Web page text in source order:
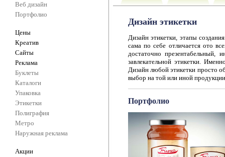
Веб дизайн
Портфолио
Цены
Креатив
Сайты
Реклама
Буклеты
Каталоги
Упаковка
Этикетки
Полиграфия
Метро
Наружная реклама
Акции
Дизайн этикетки
Дизайн этикетки, этапы
сама по себе отличается ото
достаточно
завлекательной этикетки.
Дизайн любой этикетки просто
выбор на той или иной
Портфолио